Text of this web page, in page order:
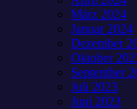
März 2024
Januar 2024
Dezember
Oktober
September
Juli 2023
Juni 2023